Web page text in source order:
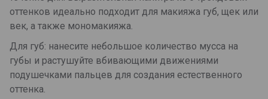
оттенков идеально подходит для макияжа губ, щек или
век, а также мономакияжа.
Для губ: нанесите небольшое количество мусса на
губы и растушуйте вбивающими движениями
подушечками пальцев для создания естественного
оттенка.